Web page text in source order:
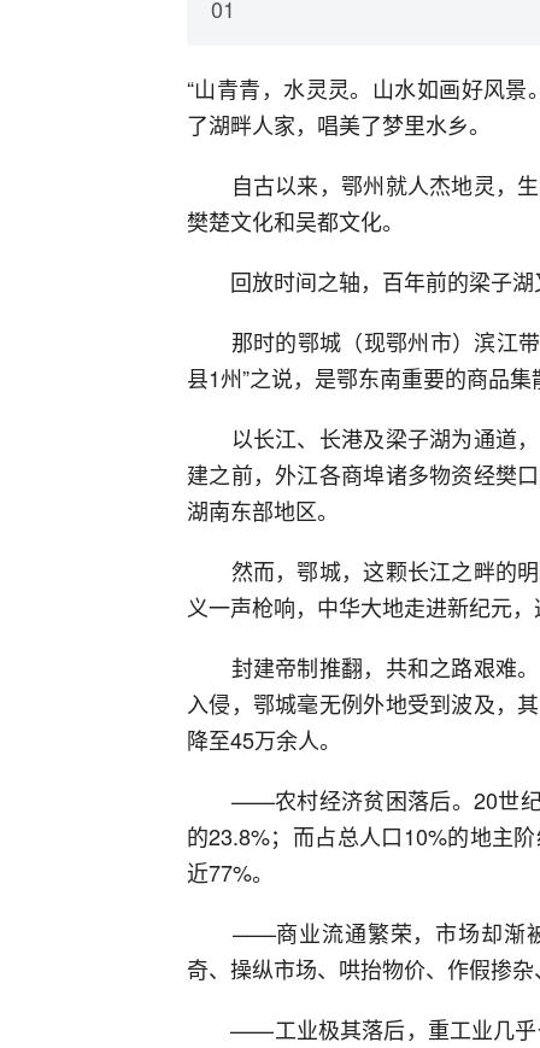
01
“山青青，水灵灵。山水如画好风
了湖畔人家，唱美了梦里水乡。
自古以来，鄂州就人杰地灵，生
樊楚文化和吴都文化。
回放时间之轴，百年前的梁子湖
那时的鄂城（现鄂州市）滨江带
县1州”之说，是鄂东南重要的商品集
以长江、长港及梁子湖为通道，
建之前，外江各商埠诸多物资经樊
湖南东部地区。
然而，鄂城，这颗长江之畔的明
义一声枪响，中华大地走进新纪元
封建帝制推翻，共和之路艰难。
入侵，鄂城毫无例外地受到波及，
降至45万余人。
——农村经济贫困落后。20世纪
的23.8%；而占总人口10%的地主
近77%。
——商业流通繁荣，市场却渐被
奇、操纵市场、哄抬物价、作假掺
——工业极其落后，重工业几乎